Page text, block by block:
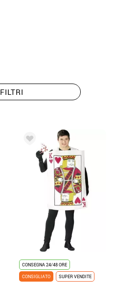
FILTRI
CONSEGNA 24/48 ORE
CONSIGLIATO
SUPER VENDITE